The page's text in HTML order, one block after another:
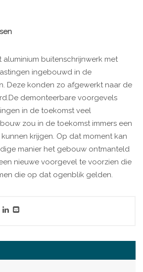
buitenschrijnwerk met
ingebouwd in de
Deze konden zo afgewerkt naar de
demonteerbare voorgevels
in de toekomst veel
zou in de toekomst immers een
krijgen. Op dat moment kan
manier het gebouw ontmanteld
nieuwe voorgevel te voorzien die
die op dat ogenblik gelden.